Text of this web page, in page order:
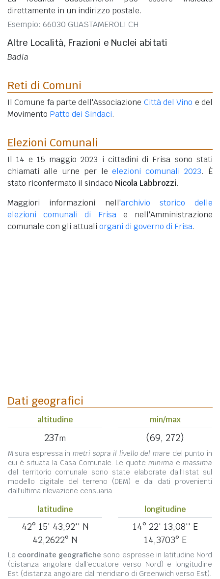
direttamente in un indirizzo postale.
Esempio: 66030 GUASTAMEROLI CH
Altre Località, Frazioni e Nuclei abitati
Badia
Reti di Comuni
Il Comune fa parte dell'Associazione Città del Vino e del
Movimento Patto dei Sindaci.
Elezioni Comunali
Il 14 e 15 maggio 2023 i cittadini di Frisa sono stati
chiamati alle urne per leelezioni comunali 2023. È
stato riconfermato il sindaco Nicola Labbrozzi.
Maggiori informazioni nell'archivio storico delle
elezioni comunali di Frisae nell'Amministrazione
comunale con gli attuali organi di governo di Frisa.
Dati geografici
altitudine
237m
min/max
(69, 272)
Misura espressa in metri sopra il livello del mare del punto in
cui è situata la Casa Comunale. Le quote minima e massima
del territorio comunale sono state elaborate dall'Istat sul
modello digitale del terreno (DEM) e dai dati provenienti
dall'ultima rilevazione censuaria.
latitudine
42° 15' 43,92'' N
42,2622° N
longitudine
14° 22' 13,08'' E
14,3703° E
Le coordinate geografiche sono espresse in latitudine Nord
(distanza angolare dall'equatore verso Nord) e longitudine
Est (distanza angolare dal meridiano di Greenwich verso Est).